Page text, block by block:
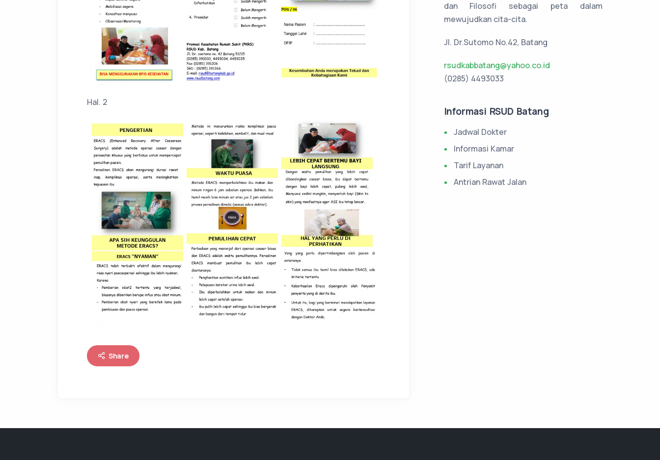
Hal. 2
Share
dan Filosofi sebagai peta dalam
mewujudkan cita-cita.
Jl. Dr.Sutomo No.42, Batang
rsudkabbatang@yahoo.co.id
(0285) 4493033
Informasi RSUD Batang
Jadwal Dokter
Informasi Kamar
Tarif Layanan
Antrian Rawat Jalan